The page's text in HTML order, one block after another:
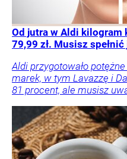
Od jutra w Aldi kilogram
79,99 zł. Musisz
Aldi przygotowało
marek, w tym Lavazzę i
81 procent, ale musisz